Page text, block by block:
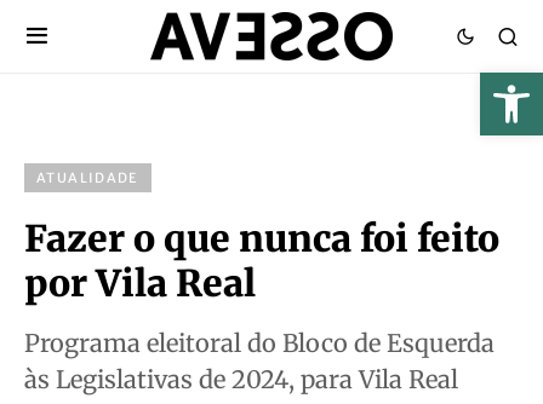
ATUALIDADE
Fazer o que nunca foi feito
por Vila Real
Programa eleitoral do Bloco de Esquerda
às Legislativas de 2024, para Vila Real